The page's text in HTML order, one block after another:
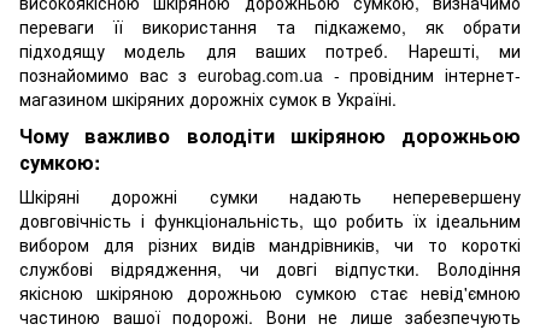
переваги її використання та підкажемо, як обрати
підходящу модель для ваших потреб. Нарешті, ми
познайомимо вас з eurobag.com.ua - провідним інтернет-
магазином шкіряних дорожніх сумок в Україні.
Чому важливо володіти шкіряною дорожньою
сумкою:
Шкіряні дорожні сумки надають неперевершену
довговічність і функціональність, що робить їх ідеальним
вибором для різних видів мандрівників, чи то короткі
службові відрядження, чи довгі відпустки. Володіння
якісною шкіряною дорожньою сумкою стає невід'ємною
частиною вашої подорожі. Вони не лише забезпечують